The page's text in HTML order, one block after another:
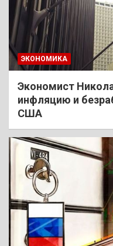
ЭКОНОМИКА
Экономист
инфляцию и
США